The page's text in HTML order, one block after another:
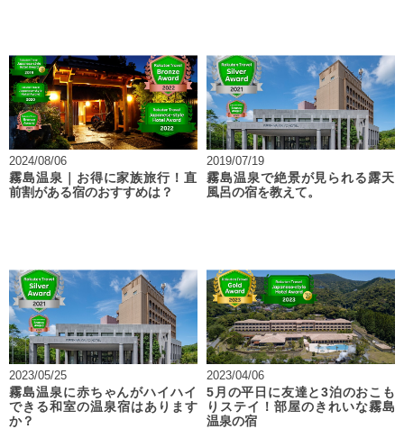
2024/08/06
霧島温泉｜お得に家族旅行！直
前割がある宿のおすすめは？
2019/07/19
霧島温泉で絶景が見られる露天
風呂の宿を教えて。
2023/05/25
霧島温泉に赤ちゃんがハイハイ
できる和室の温泉宿はあります
か？
2023/04/06
5月の平日に友達と3泊のおこも
りステイ！部屋のきれいな霧島
温泉の宿